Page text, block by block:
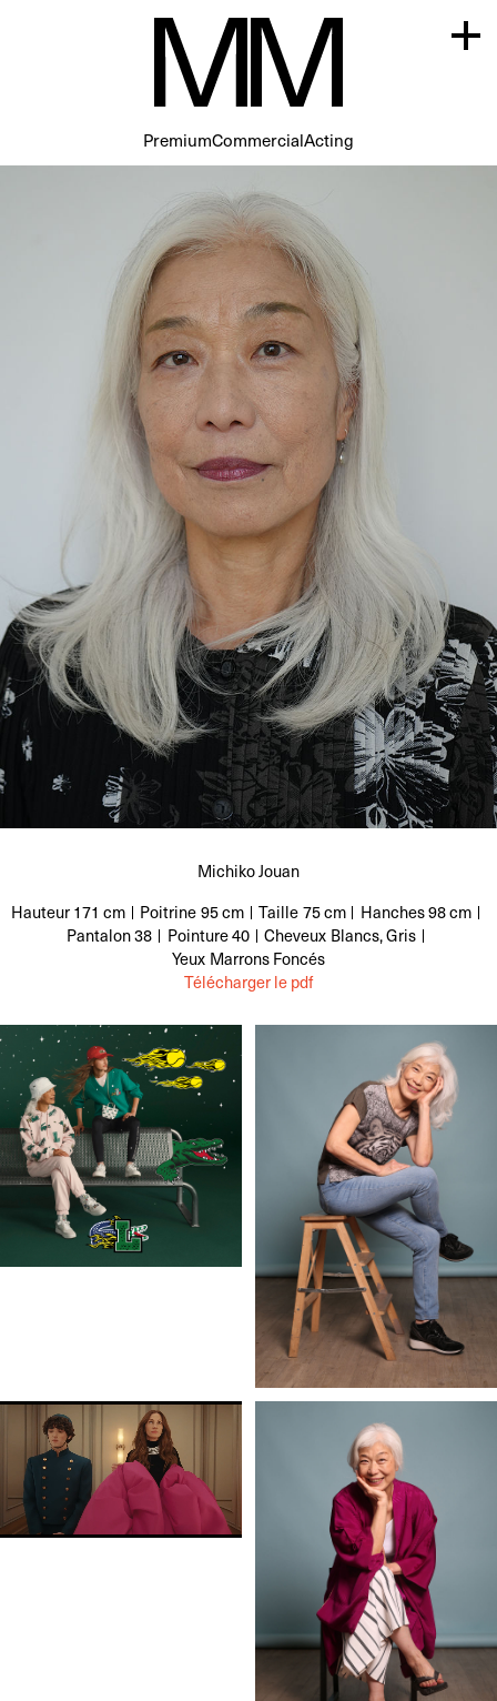
PremiumCommercialActing
Michiko Jouan
Hauteur 171 cm Poitrine95 cm Taille75 cm Hanches98 cm
Pantalon38 Pointure40 Cheveux Blancs, Gris
Yeux Marrons Foncés
Télécharger le pdf